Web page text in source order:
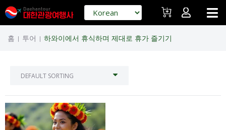
홈 | 투어 | 하와이에서 휴식하며 제대로 휴가 즐기기